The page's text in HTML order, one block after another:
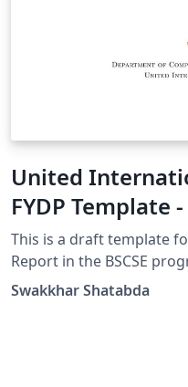
United
FYDP Template
This is a draft template
Report in the BSCSE
Computer Science and
Swakkhar Shatabda